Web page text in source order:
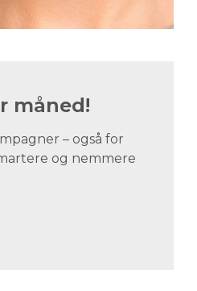
måned!
– også for
og nemmere